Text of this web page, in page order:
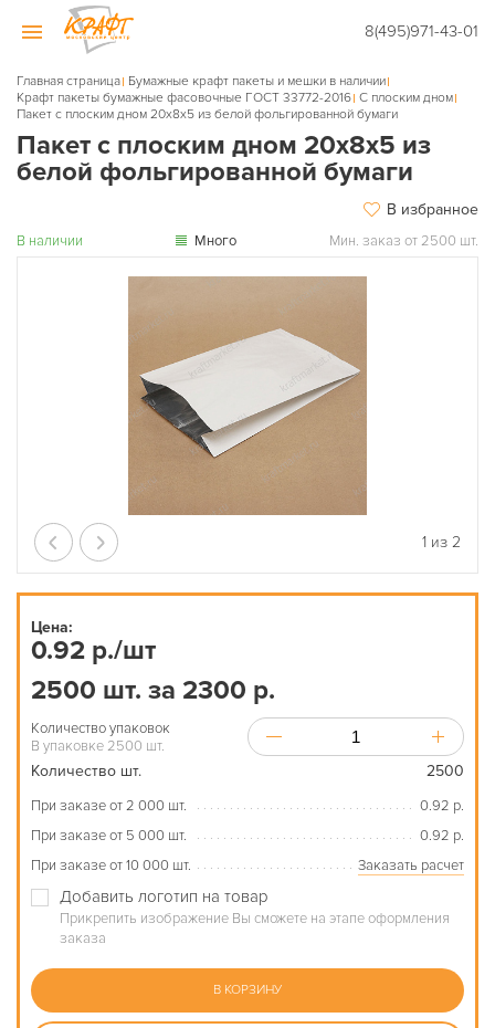
8(495)971-43-01
Главная страница Бумажные крафт пакеты и мешки в наличии
Крафт пакеты бумажные фасовочные ГОСТ 33772-2016 С плоским дном
Пакет с плоским дном 20х8х5 из белой фольгированной бумаги
Пакет с плоским дном 20х8х5 из
белой фольгированной бумаги
В избранное
В наличии Много Мин. заказ от 2500 шт.
1 из 2
Цена:
0.92 р./шт
2500 шт. за 2300 р.
Количество упаковок
В упаковке 2500 шт.
Количество шт. 2500
При заказе от 2 000 шт.
0.92 р.
При заказе от 5 000 шт.
0.92 р.
При заказе от 10 000 шт.
Заказать расчет
Добавить логотип на товар
Прикрепить изображение Вы сможете на этапе оформления
заказа
В КОРЗИНУ